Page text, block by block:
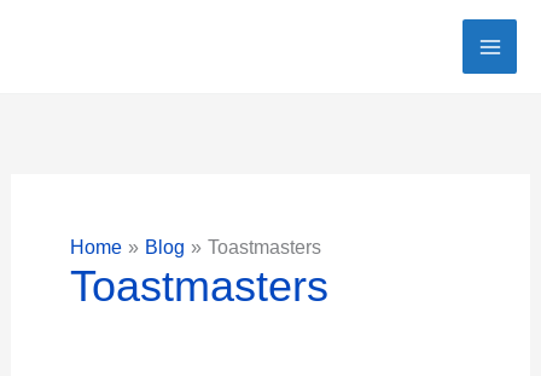
Home Blog Toastmasters
Toastmasters